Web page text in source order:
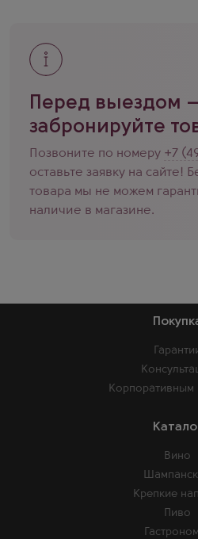
Перед выездом
забронируйте
Позвоните по номеру +7
оставьте заявку на сайте!
товара мы не можем
наличие в магазине.
Корпоративным
Вино
Крепкие
Пиво